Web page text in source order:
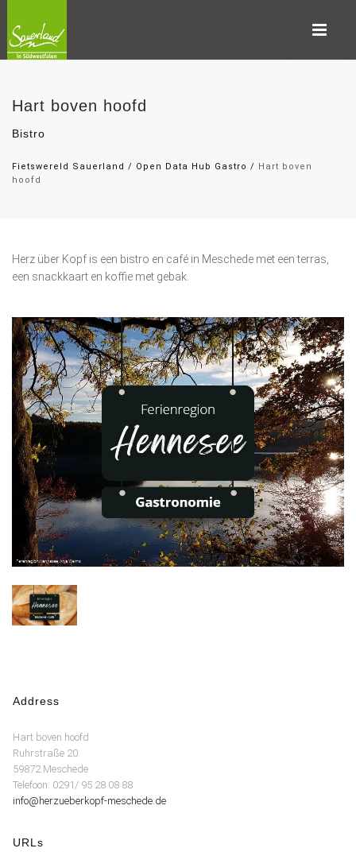
Hart boven hoofd
Bistro
Fietswereld Sauerland / Open Data Hub Gastro / Hart boven
hoofd
Herz über Kopf is een bistro en café in Meschede met een terras,
een snackkaart en koffie met gebak.
Address
Hart boven hoofd
Ruhrstraße 20
59872 Meschede
Telefoon: 0291/ 95 28 08 88
info@herzueberkopf-meschede.de
URLs